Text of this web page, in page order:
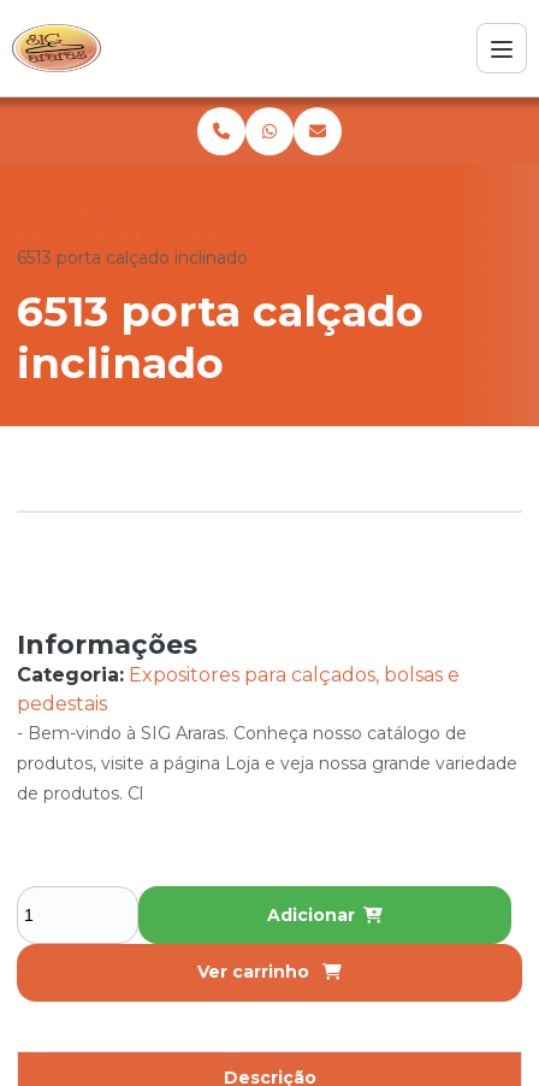
6513 porta calçado inclinado
6513 porta calçado
inclinado
Informações
Categoria: Expositores para calçados, bolsas e
pedestais
- Bem-vindo à SIG Araras. Conheça nosso catálogo de
produtos, visite a página Loja e veja nossa grande variedade
de produtos. Cl
Adicionar
Ver carrinho
Descrição